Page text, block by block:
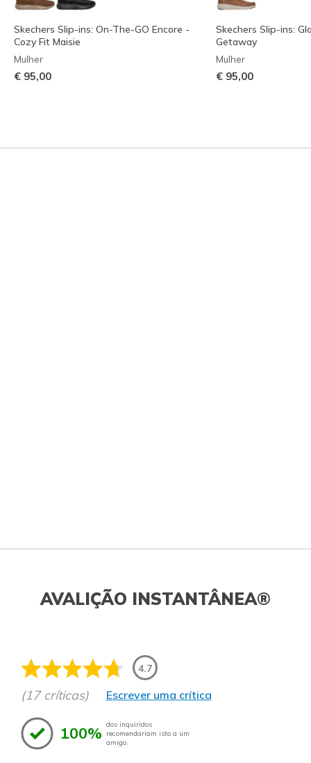
Skechers Slip-ins: On-The-GO Encore -
Cozy Fit Maisie
Mulher
€ 95,00
Skechers Slip-ins:
Getaway
Mulher
€ 95,00
AVALIÇÃO INSTANTÂNEA®
4.7
(17 críticas) Escrever uma crítica
100% dos inquiridos
recomendariam isto a um
amigo.